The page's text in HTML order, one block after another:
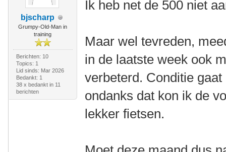
bjscharp
Grumpy-Old-Man in
training
Berichten: 10
Topics: 1
Lid sinds: Mar 2026
Bedankt: 1
38 x bedankt in 11
berichten
Ik heb net de 500 niet
Maar wel tevreden,
in de laatste week ook
verbeterd. Conditie
ondanks dat kon ik de
lekker fietsen.